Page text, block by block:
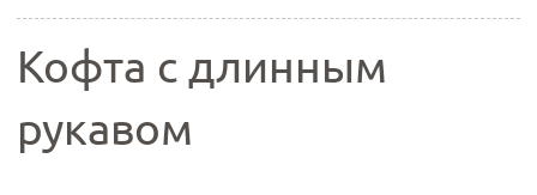
Кофта с длинным
рукавом